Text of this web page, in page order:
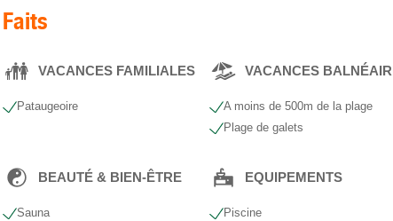
Faits
VACANCES FAMILIALES
Pataugeoire
VACANCES
A moins de 500m de la plage
Plage de galets
BEAUTÉ & BIEN-ÊTRE
Sauna
EQUIPEMENTS
Piscine